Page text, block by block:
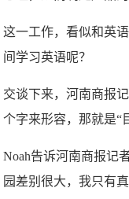
这一工作，看似和英
间学习英语呢？
交谈下来，河南商报
个字来形容，那就是“
Noah告诉河南商报记
园差别很大，我只有